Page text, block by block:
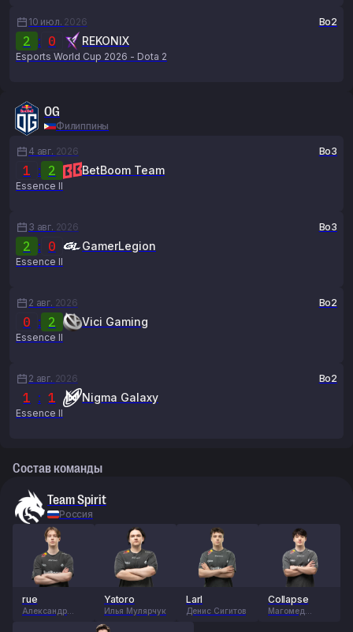
10 июл. 2026 Bo2
2 : 0 REKONIX
Esports World Cup 2026 - Dota 2
OG
Филиппины
4 авг. 2026 Bo3
1 : 2 BetBoom Team
Essence II
3 авг. 2026 Bo3
2 : 0 GamerLegion
Essence II
2 авг. 2026 Bo2
0 : 2 Vici Gaming
Essence II
2 авг. 2026 Bo2
1 : 1 Nigma Galaxy
Essence II
Состав команды
Team Spirit
Россия
rue
Александр
Yatoro
Илья Мулярчук
Larl
Денис Сигитов
Collapse
Магомед